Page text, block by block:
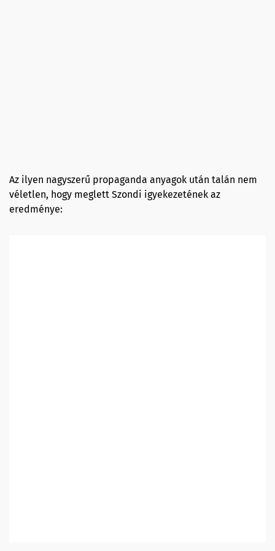
Az ilyen nagyszerű propaganda anyagok után talán nem
véletlen, hogy meglett Szondi igyekezetének az
eredménye: